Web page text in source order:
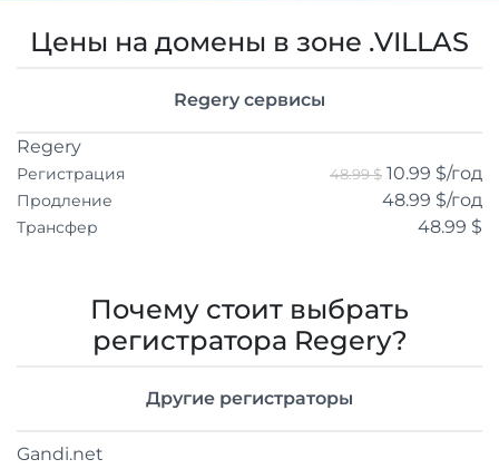
Цены на домены в зоне .VILLAS
Regery сервисы
Regery
Регистрация 48.99 $ 10.99 $/год
Продление 48.99 $/год
Трансфер 48.99 $
Почему стоит выбрать
регистратора Regery?
Другие регистраторы
Gandi.net